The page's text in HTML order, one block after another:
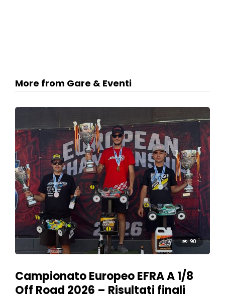
More from Gare & Eventi
90
Campionato Europeo EFRA A 1/8
Off Road 2026 – Risultati finali